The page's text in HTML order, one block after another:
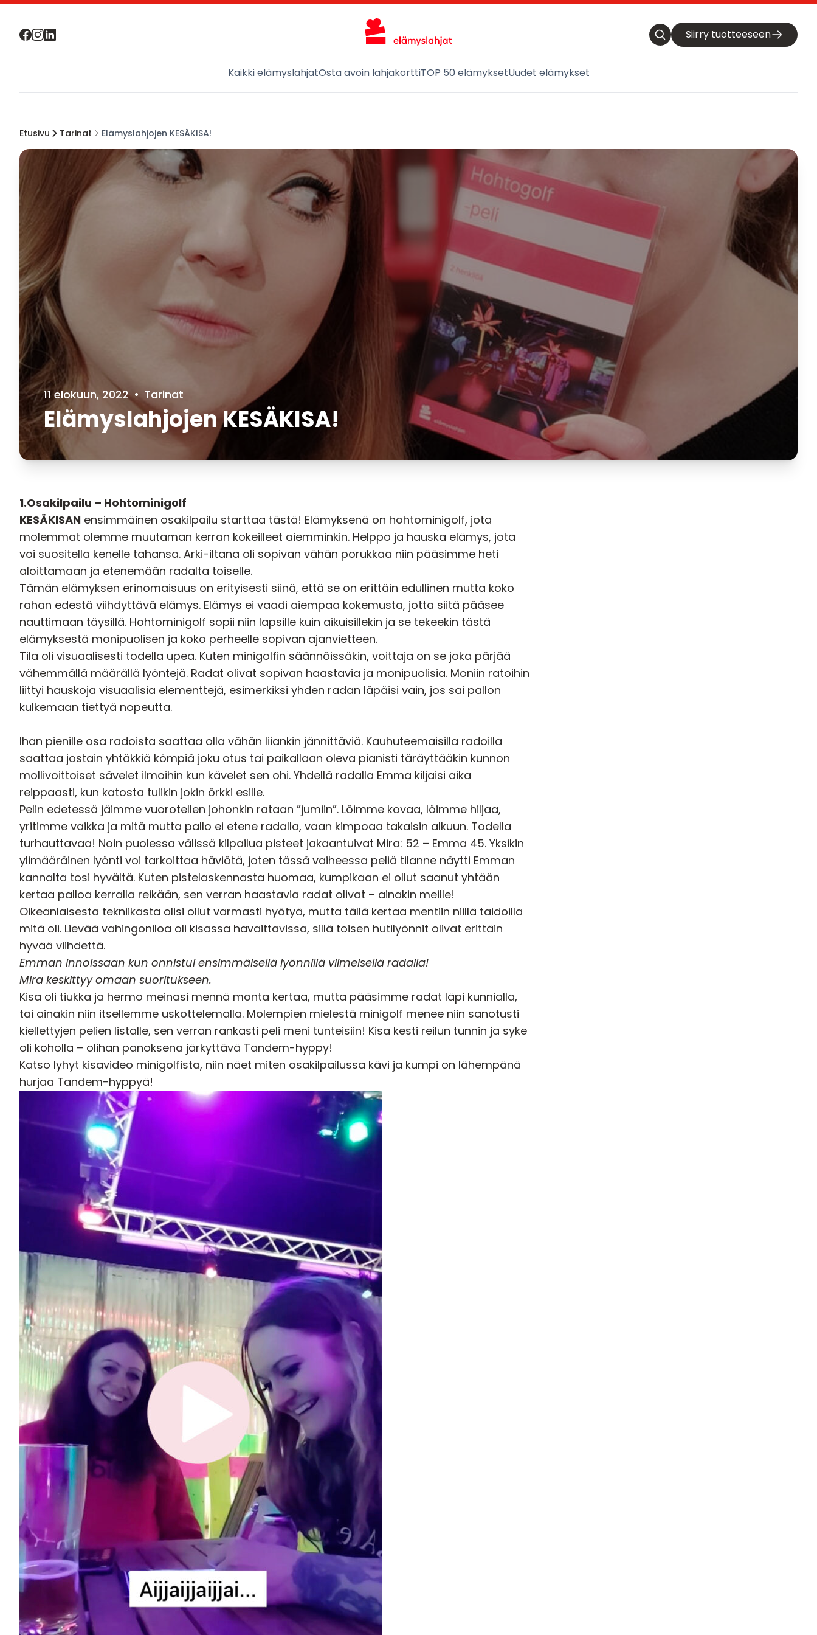
Siirry tuotteeseen
Kaikki elämyslahjatOsta avoin lahjakorttiTOP 50 elämyksetUudet elämykset
Etusivu Tarinat Elämyslahjojen KESÄKISA!
11 elokuun, 2022 • Tarinat
Elämyslahjojen KESÄKISA!
1.Osakilpailu – Hohtominigolf
KESÄKISAN ensimmäinen osakilpailu starttaa tästä! Elämyksenä on hohtominigolf, jota
molemmat olemme muutaman kerran kokeilleet aiemminkin. Helppo ja hauska elämys, jota
voi suositella kenelle tahansa. Arki-iltana oli sopivan vähän porukkaa niin pääsimme heti
aloittamaan ja etenemään radalta toiselle.
Tämän elämyksen erinomaisuus on erityisesti siinä, että se on erittäin edullinen mutta koko
rahan edestä viihdyttävä elämys. Elämys ei vaadi aiempaa kokemusta, jotta siitä pääsee
nauttimaan täysillä. Hohtominigolf sopii niin lapsille kuin aikuisillekin ja se tekeekin tästä
elämyksestä monipuolisen ja koko perheelle sopivan ajanvietteen.
Tila oli visuaalisesti todella upea. Kuten minigolfin säännöissäkin, voittaja on se joka pärjää
vähemmällä määrällä lyöntejä. Radat olivat sopivan haastavia ja monipuolisia. Moniin ratoihin
liittyi hauskoja visuaalisia elementtejä, esimerkiksi yhden radan läpäisi vain, jos sai pallon
kulkemaan tiettyä nopeutta.
Ihan pienille osa radoista saattaa olla vähän liiankin jännittäviä. Kauhuteemaisilla radoilla
saattaa jostain yhtäkkiä kömpiä joku otus tai paikallaan oleva pianisti täräyttääkin kunnon
mollivoittoiset sävelet ilmoihin kun kävelet sen ohi. Yhdellä radalla Emma kiljaisi aika
reippaasti, kun katosta tulikin jokin örkki esille.
Pelin edetessä jäimme vuorotellen johonkin rataan ”jumiin”. Löimme kovaa, löimme hiljaa,
yritimme vaikka ja mitä mutta pallo ei etene radalla, vaan kimpoaa takaisin alkuun. Todella
turhauttavaa! Noin puolessa välissä kilpailua pisteet jakaantuivat Mira: 52 – Emma 45. Yksikin
ylimääräinen lyönti voi tarkoittaa häviötä, joten tässä vaiheessa peliä tilanne näytti Emman
kannalta tosi hyvältä. Kuten pistelaskennasta huomaa, kumpikaan ei ollut saanut yhtään
kertaa palloa kerralla reikään, sen verran haastavia radat olivat – ainakin meille!
Oikeanlaisesta tekniikasta olisi ollut varmasti hyötyä, mutta tällä kertaa mentiin niillä taidoilla
mitä oli. Lievää vahingoniloa oli kisassa havaittavissa, sillä toisen hutilyönnit olivat erittäin
hyvää viihdettä.
Emman innoissaan kun onnistui ensimmäisellä lyönnillä viimeisellä radalla!
Mira keskittyy omaan suoritukseen.
Kisa oli tiukka ja hermo meinasi mennä monta kertaa, mutta pääsimme radat läpi kunnialla,
tai ainakin niin itsellemme uskottelemalla. Molempien mielestä minigolf menee niin sanotusti
kiellettyjen pelien listalle, sen verran rankasti peli meni tunteisiin! Kisa kesti reilun tunnin ja syke
oli koholla – olihan panoksena järkyttävä Tandem-hyppy!
Katso lyhyt kisavideo minigolfista, niin näet miten osakilpailussa kävi ja kumpi on lähempänä
hurjaa Tandem-hyppyä!